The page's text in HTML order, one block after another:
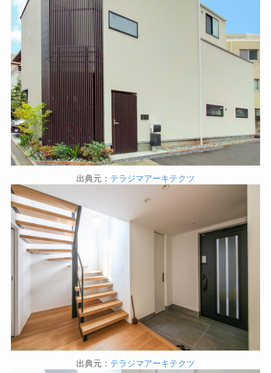
出典元： テラジマアーキテクツ
出典元： テラジマアーキテクツ